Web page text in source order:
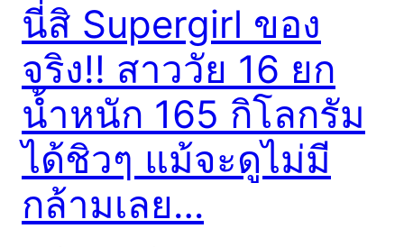
นี่สิ Supergirl ของ
จริง!! สาววัย 16 ยก
น้ำหนัก 165 กิโลกรัม
ได้ชิวๆ แม้จะดูไม่มี
กล้ามเลย…